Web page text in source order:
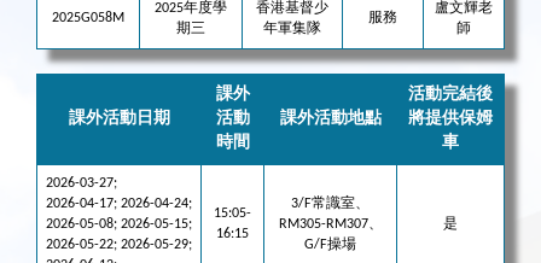
2025G058M
2025年度學
期三
香港基督少
年軍集隊
服務
盧文輝老
師
課外活動日期
課外
活動
時間
課外活動地點
活動完結後
將提供保姆
車
2026-03-27;
2026-04-17; 2026-04-24;
2026-05-08; 2026-05-15;
2026-05-22; 2026-05-29;
15:05-
16:15
3/F常識室、
RM305-RM307、
G/F操場
是